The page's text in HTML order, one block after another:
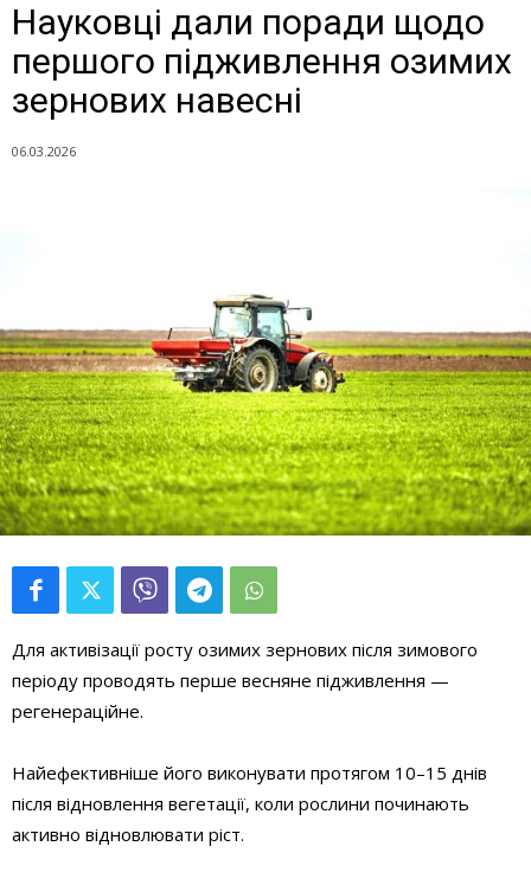
Науковці дали поради щодо
першого підживлення озимих
зернових навесні
06.03.2026
Для активізації росту озимих зернових після зимового
періоду проводять перше весняне підживлення —
регенераційне.
Найефективніше його виконувати протягом 10–15 днів
після відновлення вегетації, коли рослини починають
активно відновлювати ріст.